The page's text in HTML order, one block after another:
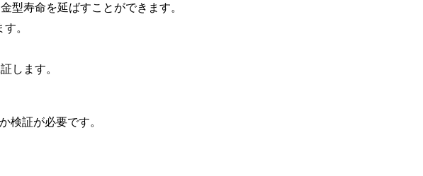
型寿命を延ばすことができます。
。
します。
検証が必要です。